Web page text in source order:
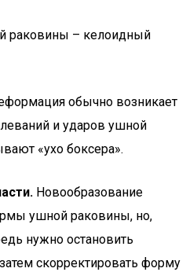
обычно возникает
и ударов ушной
«ухо боксера».
Новообразование
ушной раковины, но,
нужно остановить
скорректировать форму